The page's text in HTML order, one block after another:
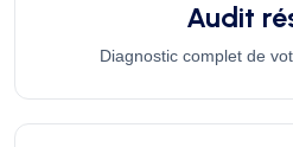
Audit
Diagnostic complet de